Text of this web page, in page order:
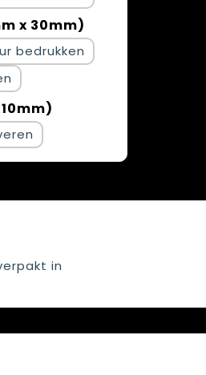
x 30mm)
in